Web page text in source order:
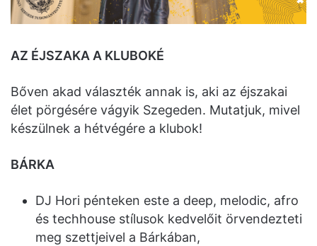
AZ ÉJSZAKA A KLUBOKÉ
Bőven akad választék annak is, aki az éjszakai
élet pörgésére vágyik Szegeden. Mutatjuk, mivel
készülnek a hétvégére a klubok!
BÁRKA
DJ Hori pénteken este a deep, melodic, afro
és techhouse stílusok kedvelőit örvendezteti
meg szettjeivel a Bárkában,